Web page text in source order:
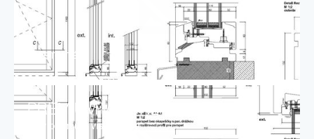
LETÖLTÉS
PREMIUM VISION2
rezy premium vision2